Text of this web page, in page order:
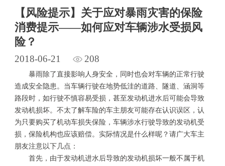
【风险提示】关于应对暴雨灾害的保险
消费提示——如何应对车辆涉水受损风
险？
2018-06-21 208
暴雨除了直接影响人身安全，同时也会对车辆的正常行驶
造成安全隐患。当车辆行驶在地势低洼的道路、隧道、涵洞等
路段时，如行驶不慎容易受损，甚至发动机进水后可能会导致
发动机损坏。不太了解车险的车主朋友可能存在认识误区，认
为只要购买了机动车损失保险，车辆涉水行驶导致的发动机受
损，保险机构也应该赔偿。实际情况是什么样呢？请广大车主
朋友注意以下几点：
首先，由于发动机进水后导致的发动机损坏一般不属于机